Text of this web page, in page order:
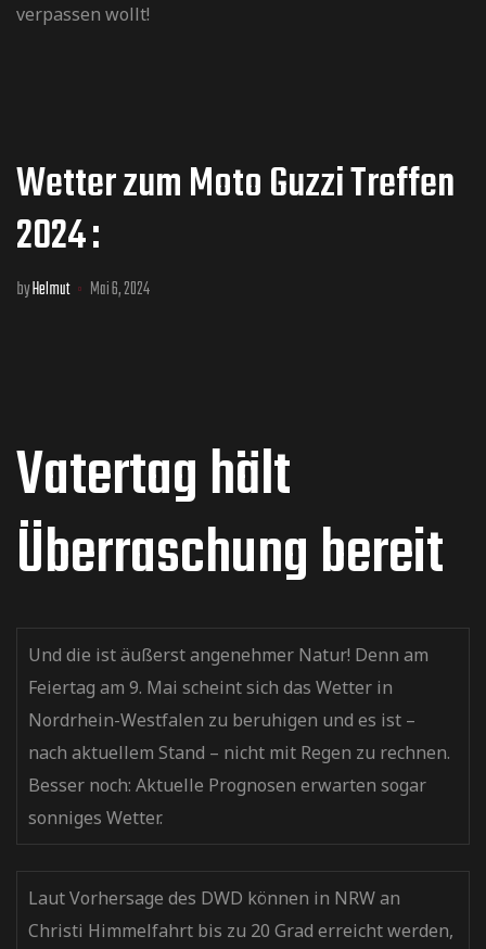
verpassen wollt!
Wetter zum Moto Guzzi Treffen
2024 :
byHelmut Mai 6, 2024
Vatertag hält
Überraschung bereit
Und die ist äußerst angenehmer Natur! Denn am
Feiertag am 9. Mai scheint sich das Wetter in
Nordrhein-Westfalen zu beruhigen und es ist –
nach aktuellem Stand – nicht mit Regen zu rechnen.
Besser noch: Aktuelle Prognosen erwarten sogar
sonniges Wetter.
Laut Vorhersage des DWD können in NRW an
Christi Himmelfahrt bis zu 20 Grad erreicht werden,